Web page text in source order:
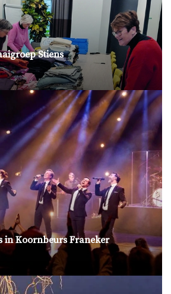
Stiens
in Koornbeurs Franeker